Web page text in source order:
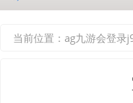
四川玻璃钢化粪
当前位置： ag九游会登录